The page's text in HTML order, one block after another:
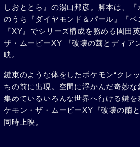
しおととら』の湯山邦彦。脚本は、『
のうち『ダイヤモンド＆パール』『ベ
『XY』でシリーズ構成を務める園田
ザ・ムービーXY 『破壊の繭とディア
映。
鍵束のような体をしたポケモン“クレ
ちの前に出現。空間に浮かんだ奇妙
集めているいろんな世界へ行ける鍵
ケモン・ザ・ムービーXY『破壊の繭
同時上映。